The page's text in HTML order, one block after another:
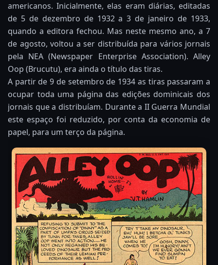
americanos. Inicialmente, elas eram diárias, editadas
de 5 de dezembro de 1932 a 3 de janeiro de 1933,
quando a editora fechou. Mas neste mesmo ano, a 7
de agosto, voltou a ser distribuída para vários jornais
pela NEA (Newspaper Enterprise Association). Alley
Oop (Brucutu), era ainda o título das tiras.
A partir de 9 de setembro de 1934 as tiras passaram a
ocupar toda uma página das edições dominicais dos
jornais que a distribuíam. Durante a II Guerra Mundial
este espaço foi reduzido, por conta da economia de
papel, para um terço da página.